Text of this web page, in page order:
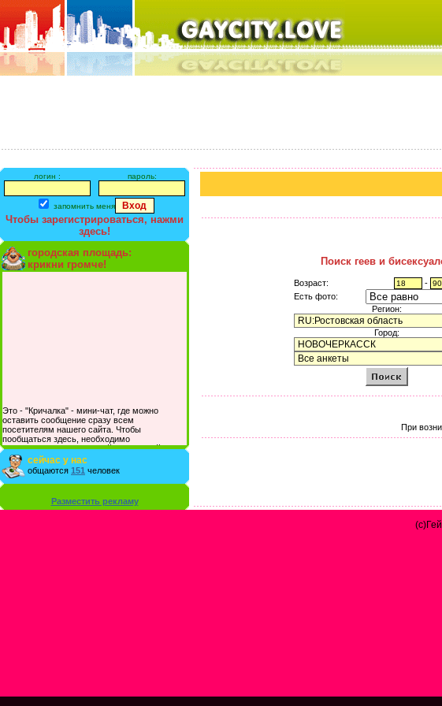
логин : пароль:
запомнить меня
Чтобы зарегистрироваться, нажми
здесь!
городская площадь:
крикни громче!
Это - "Кричалка" - мини-чат, где можно
оставить сообщение сразу всем
посетителям нашего сайта. Чтобы
пообщаться здесь, необходимо
зарегистрироваться на сайте и/или войти со
своими логином и паролем.
сейчас у нас
общаются 151 человек
Разместить рекламу
Поиск геев и
Возраст: -
Есть фото:
Регион:
Город:
При